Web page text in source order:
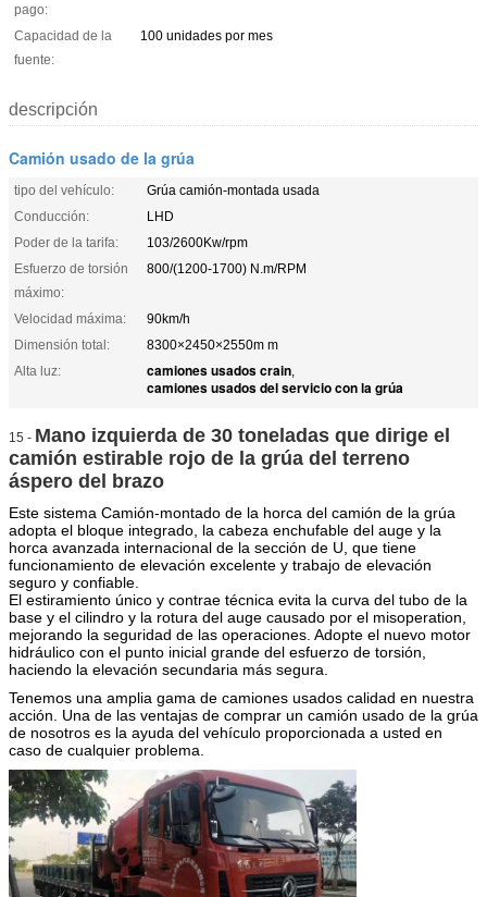
pago:
Capacidad de la
fuente:
100 unidades por mes
descripción
Camión usado de la grúa
tipo del vehículo:
Grúa camión-montada usada
Conducción:
LHD
Poder de la tarifa:
103/2600Kw/rpm
Esfuerzo de torsión
máximo:
800/(1200-1700) N.m/RPM
Velocidad máxima:
90km/h
Dimensión total:
8300×2450×2550m m
Alta luz:
camiones usados crain,
camiones usados del servicio con la grúa
15 - Mano izquierda de 30 toneladas que dirige el
camión estirable rojo de la grúa del terreno
áspero del brazo
Este sistema Camión-montado de la horca del camión de la grúa
adopta el bloque integrado, la cabeza enchufable del auge y la
horca avanzada internacional de la sección de U, que tiene
funcionamiento de elevación excelente y trabajo de elevación
seguro y confiable.
El estiramiento único y contrae técnica evita la curva del tubo de la
base y el cilindro y la rotura del auge causado por el misoperation,
mejorando la seguridad de las operaciones. Adopte el nuevo motor
hidráulico con el punto inicial grande del esfuerzo de torsión,
haciendo la elevación secundaria más segura.
Tenemos una amplia gama de camiones usados calidad en nuestra
acción. Una de las ventajas de comprar un camión usado de la grúa
de nosotros es la ayuda del vehículo proporcionada a usted en
caso de cualquier problema.